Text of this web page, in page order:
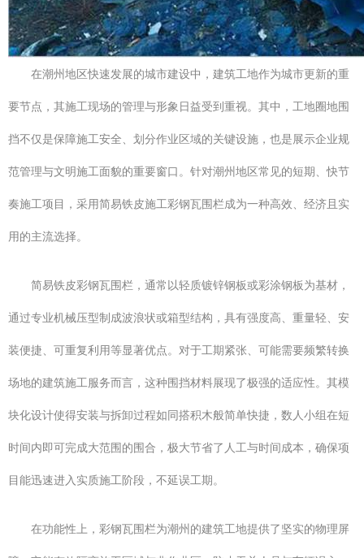
在潮州地区快速发展的城市建设中，建筑工地作为城市更新的重
要节点，其施工现场的管理与形象日益受到重视。其中，工地圈地围
挡不仅是保障施工安全、划分作业区域的关键设施，也是展示企业规
范管理与文明施工面貌的重要窗口。针对潮州地区常见的短期、快节
奏施工项目，采用简易铁皮施工彩钢瓦围栏成为一种高效、经济且实
用的主流选择。
简易铁皮彩钢瓦围栏，通常以轻质镀锌钢板或彩涂钢板为基材，
通过专业机械压型制成波浪状或箱型结构，具有强度高、重量轻、安
装便捷、可重复利用等显著优点。对于工期紧张、可能需要频繁转换
场地的建筑施工服务而言，这种围挡材料展现了极强的适应性。其模
块化设计使得安装与拆卸过程如同搭积木般简单快捷，数人小组在短
时间内即可完成大范围的围合，极大节省了人工与时间成本，确保项
目能迅速进入实质施工阶段，不延误工期。
在功能性上，彩钢瓦围栏为潮州的建筑工地提供了坚实的物理屏